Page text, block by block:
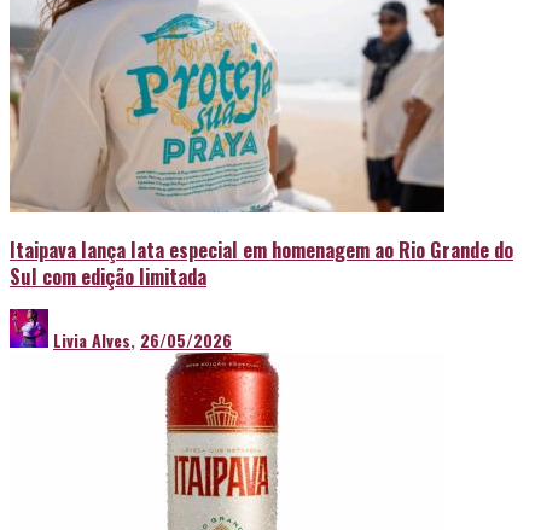
Itaipava lança lata especial em homenagem ao Rio Grande do
Sul com edição limitada
Livia Alves, 26/05/2026